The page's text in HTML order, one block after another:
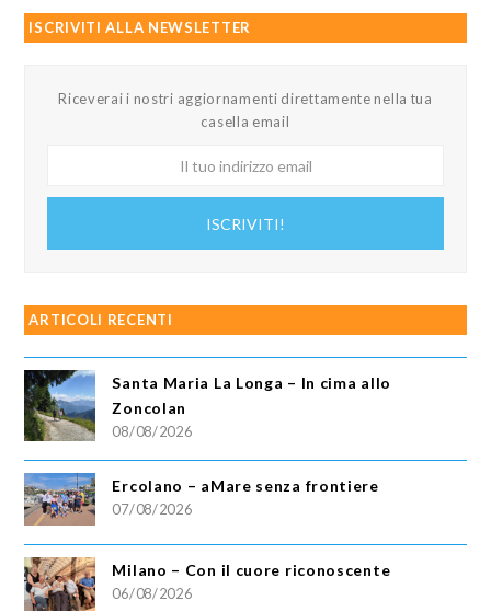
ISCRIVITI ALLA NEWSLETTER
Riceverai i nostri aggiornamenti direttamente nella tua
casella email
ISCRIVITI!
ARTICOLI RECENTI
Santa Maria La Longa – In cima allo
Zoncolan
08/08/2026
Ercolano – aMare senza frontiere
07/08/2026
Milano – Con il cuore riconoscente
06/08/2026